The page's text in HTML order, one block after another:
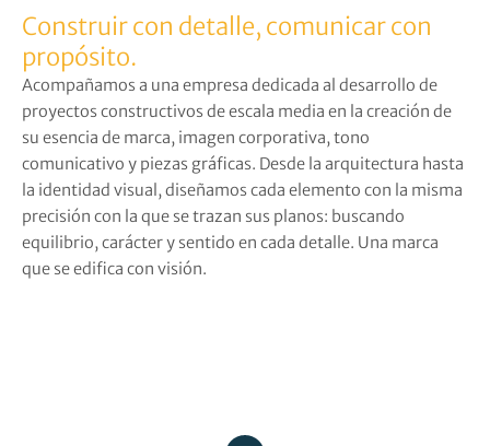
Construir con detalle, comunicar con
propósito.
Acompañamos a una empresa dedicada al desarrollo de
proyectos constructivos de escala media en la creación de
su esencia de marca, imagen corporativa, tono
comunicativo y piezas gráficas. Desde la arquitectura hasta
la identidad visual, diseñamos cada elemento con la misma
precisión con la que se trazan sus planos: buscando
equilibrio, carácter y sentido en cada detalle. Una marca
que se edifica con visión.